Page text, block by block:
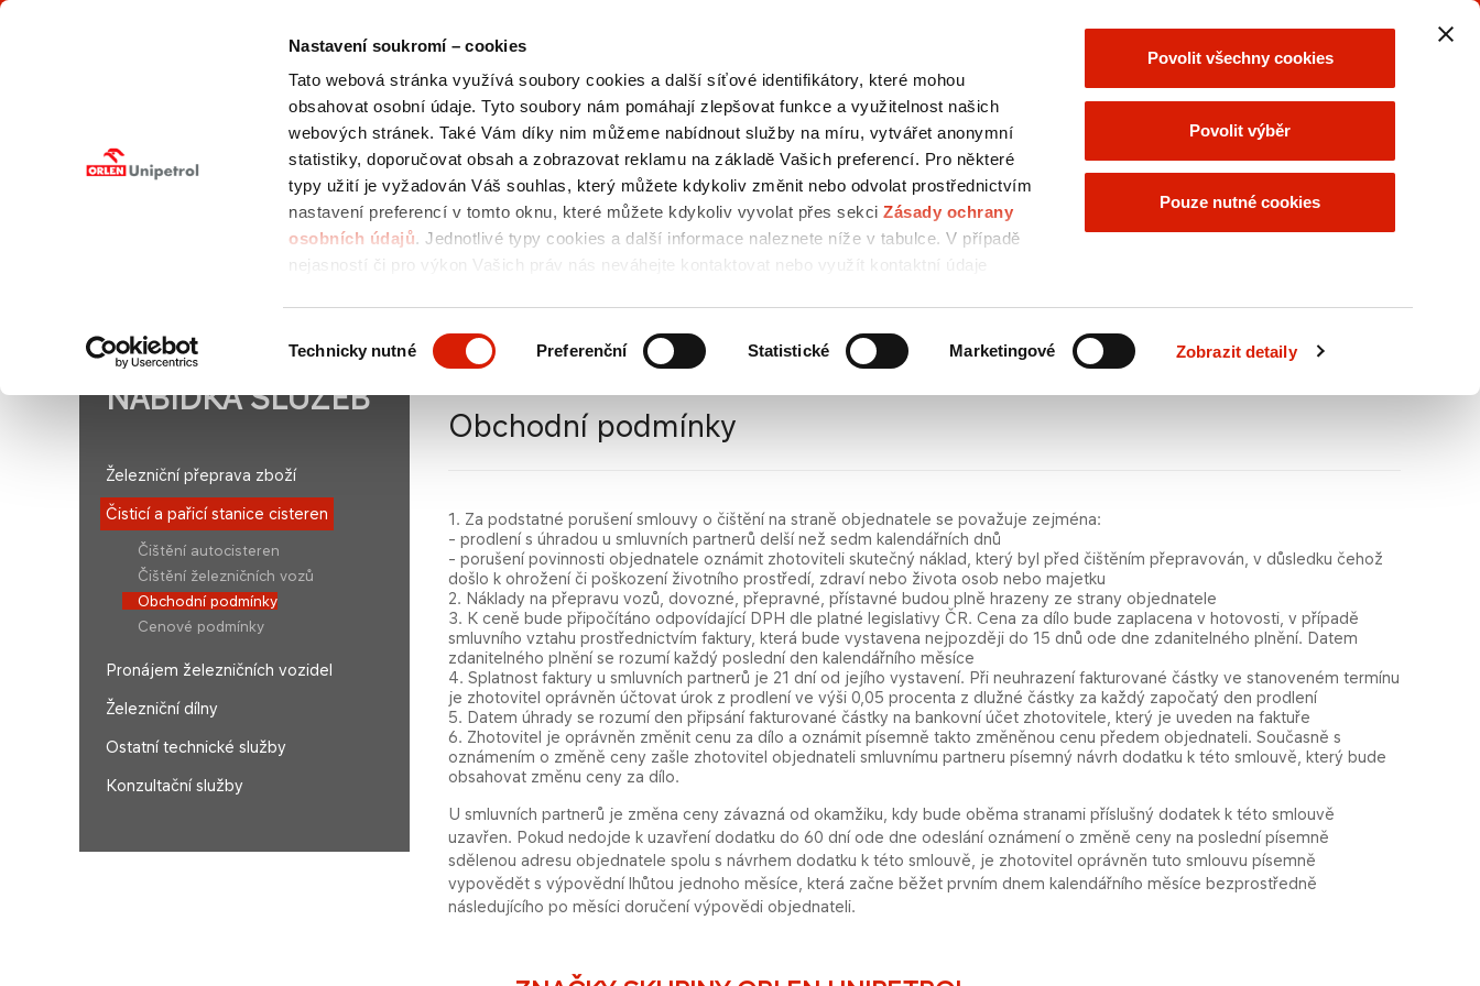
Nastavení soukromí – cookies
Tato webová stránka využívá soubory cookies a další síťové identifikátory, které mohou
obsahovat osobní údaje. Tyto soubory nám pomáhají zlepšovat funkce a využitelnost našich
webových stránek. Také Vám díky nim můžeme nabídnout služby na míru, vytvářet anonymní
statistiky, doporučovat obsah a zobrazovat reklamu na základě Vašich preferencí. Pro některé
typy užití je vyžadován Váš souhlas, který můžete kdykoliv změnit nebo odvolat prostřednictvím
nastavení preferencí v tomto oknu, které můžete kdykoliv vyvolat přes sekciZásady ochrany
osobních údajů. Jednotlivé typy cookies a další informace naleznete níže v tabulce. V případě
nejasností či pro výkon Vašich práv nás neváhejte kontaktovat nebo využít kontaktní údaje
souhlasu
Technicky nutné Preferenční Statistické Marketingové Zobrazit detaily
Povolit všechny cookies
Povolit výběr
Pouze nutné cookies
HLEDAT
SKUPINA ORLEN
VÝBĚROVÁ
ŘÍZENÍ
MÉDIA KARIÉRA
UDRŽITELNOST
/ ESG
KONTAKTY
NABÍDKA
SKUPINY
ORLEN
Jste zde: orlenunipetroldoprava.cz > CZ Nabídka služeb
Čisticí a pařicí stanice
cisteren/Obchodní podmínky
NABÍDKA SLUŽEB
Železniční přeprava zboží
Čisticí a pařicí stanice cisteren
Čištění autocisteren
Čištění železničních vozů
Obchodní podmínky
Cenové podmínky
Pronájem železničních vozidel
Železniční dílny
Ostatní technické služby
Konzultační služby
Obchodní podmínky
1. Za podstatné porušení smlouvy o čištění na straně objednatele se považuje zejména:
- prodlení s úhradou u smluvních partnerů delší než sedm kalendářních dnů
- porušení povinnosti objednatele oznámit zhotoviteli skutečný náklad, který byl před čištěním přepravován, v důsledku čehož
došlo k ohrožení či poškození životního prostředí, zdraví nebo života osob nebo majetku
2. Náklady na přepravu vozů, dovozné, přepravné, přístavné budou plně hrazeny ze strany objednatele
3. K ceně bude připočítáno odpovídající DPH dle platné legislativy ČR. Cena za dílo bude zaplacena v hotovosti, v případě
smluvního vztahu prostřednictvím faktury, která bude vystavena nejpozději do 15 dnů ode dne zdanitelného plnění. Datem
zdanitelného plnění se rozumí každý poslední den kalendářního měsíce
4. Splatnost faktury u smluvních partnerů je 21 dní od jejího vystavení. Při neuhrazení fakturované částky ve stanoveném termínu
je zhotovitel oprávněn účtovat úrok z prodlení ve výši 0,05 procenta z dlužné částky za každý započatý den prodlení
5. Datem úhrady se rozumí den připsání fakturované částky na bankovní účet zhotovitele, který je uveden na faktuře
6. Zhotovitel je oprávněn změnit cenu za dílo a oznámit písemně takto změněnou cenu předem objednateli. Současně s
oznámením o změně ceny zašle zhotovitel objednateli smluvnímu partneru písemný návrh dodatku k této smlouvě, který bude
obsahovat změnu ceny za dílo.
U smluvních partnerů je změna ceny závazná od okamžiku, kdy bude oběma stranami příslušný dodatek k této smlouvě
uzavřen. Pokud nedojde k uzavření dodatku do 60 dní ode dne odeslání oznámení o změně ceny na poslední písemně
sdělenou adresu objednatele spolu s návrhem dodatku k této smlouvě, je zhotovitel oprávněn tuto smlouvu písemně
vypovědět s výpovědní lhůtou jednoho měsíce, která začne běžet prvním dnem kalendářního měsíce bezprostředně
následujícího po měsíci doručení výpovědi objednateli.​